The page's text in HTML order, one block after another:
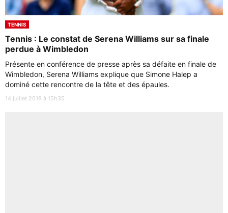
TENNIS
Tennis : Le constat de Serena Williams sur sa finale
perdue à Wimbledon
Présente en conférence de presse après sa défaite en finale de
Wimbledon, Serena Williams explique que Simone Halep a
dominé cette rencontre de la tête et des épaules.
14 juillet 2019 à 15h35